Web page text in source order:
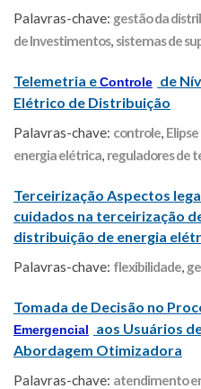
Palavras-chave: gestão da
de Investimentos, sistemas de
Telemetria eControle de
Elétrico de Distribuição
Palavras-chave: controle, Elipse
energia elétrica, reguladores de
Terceirização Aspectos
cuidados na terceirização
distribuição de energia
Palavras-chave: flexibilidade,
Tomada de Decisão no
Emergencial
aos Usuários
Abordagem Otimizadora
Palavras-chave: atendimento